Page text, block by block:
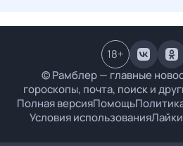
© Рамблер — главные
гороскопы, почта, поиск и
Полная версияПомощь
Условия использованияЛайки
18+